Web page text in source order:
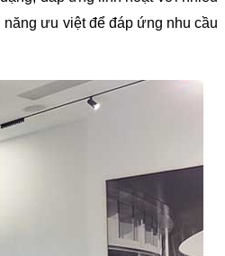
ưu việt để đáp ứng nhu cầu